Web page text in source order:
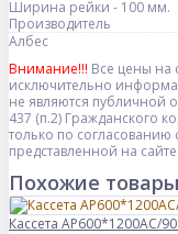
Ширина рейки - 100 мм.
Производитель
Албес
Внимание!!! Все цены на
исключительно
не являются публичной
437 (п.2) Гражданского
только по
представленной на сайте.
Похожие товары
Кассета AP600*1200AC/